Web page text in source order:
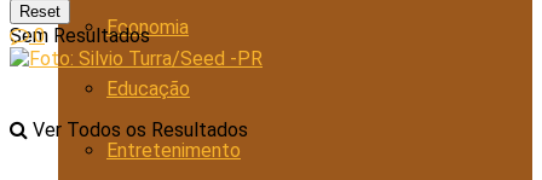
Economia
Educação
Entretenimento
Sem Resultados
Ver Todos os Resultados
Reset
0